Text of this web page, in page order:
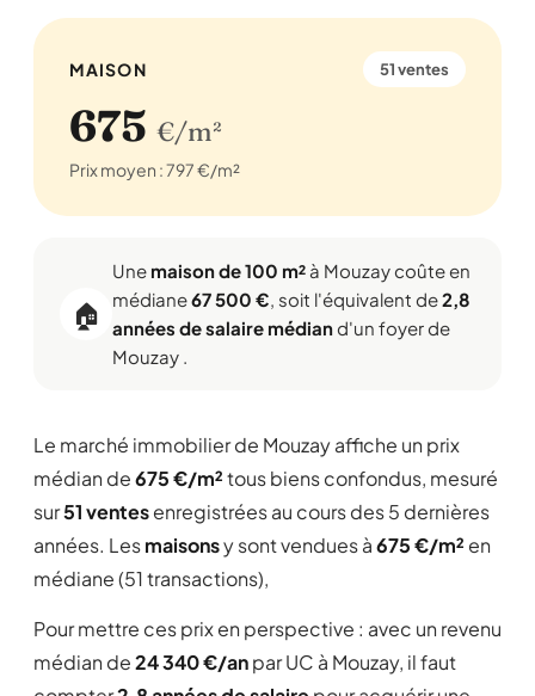
MAISON 51 ventes
675 €/m²
Prix moyen : 797 €/m²
🏠
Une maison de 100 m² à Mouzay coûte en
médiane67 500 €, soit l'équivalent de2,8
années de salaire médiand'un foyer de
Mouzay .
Le marché immobilier de Mouzay affiche un prix
médian de675 €/m²tous biens confondus, mesuré
sur51 ventesenregistrées au cours des 5 dernières
années. Lesmaisonsy sont vendues à675 €/m² en
médiane (51 transactions),
Pour mettre ces prix en perspective : avec un revenu
médian de24 340 €/anpar UC à Mouzay, il faut